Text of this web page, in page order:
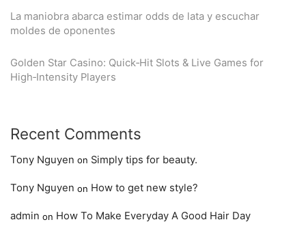
La maniobra abarca estimar odds de lata y escuchar
moldes de oponentes
Golden Star Casino: Quick‑Hit Slots & Live Games for
High‑Intensity Players
Recent Comments
Tony Nguyen on Simply tips for beauty.
Tony Nguyen on How to get new style?
admin on How To Make Everyday A Good Hair Day